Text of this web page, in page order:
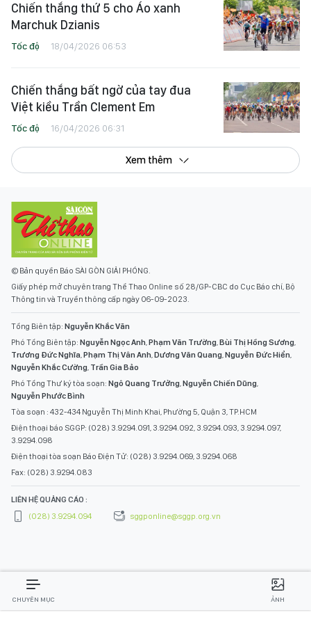
Chiến thắng thứ 5 cho Áo xanh
Marchuk Dzianis
Tốc độ 18/04/2026 06:53
Chiến thắng bất ngờ của tay đua
Việt kiều Trần Clement Em
Tốc độ 16/04/2026 06:31
Xem thêm
© Bản quyền Báo SÀI GÒN GIẢI PHÓNG.
Giấy phép mở chuyên trang Thể Thao Online số 28/GP-CBC do Cục Báo chí, Bộ
Thông tin và Truyền thông cấp ngày 06-09-2023.
Tổng Biên tập: Nguyễn Khắc Văn
Phó Tổng Biên tập: Nguyễn Ngọc Anh,Phạm Văn Trường,Bùi Thị Hồng Sương,
Trương Đức Nghĩa,Phạm Thị Vân Anh,Dương Văn Quang,Nguyễn Đức Hiển,
Nguyễn Khắc Cường, Trần Gia Bảo
Phó Tổng Thư ký tòa soạn: Ngô Quang Trưởng,Nguyễn Chiến Dũng,
Nguyễn Phước Bình
Tòa soạn : 432-434 Nguyễn Thị Minh Khai, Phường 5, Quận 3, TP.HCM
Điện thoại báo SGGP: (028) 3.9294.091, 3.9294.092, 3.9294.093, 3.9294.097,
3.9294.098
Điện thoại tòa soạn Báo Điện Tử: (028) 3.9294.069, 3.9294.068
Fax: (028) 3.9294.083
LIÊN HỆ QUẢNG CÁO :
(028) 3.9294.094
sggponline@sggp.org.vn
CHUYÊN MỤC ẢNH